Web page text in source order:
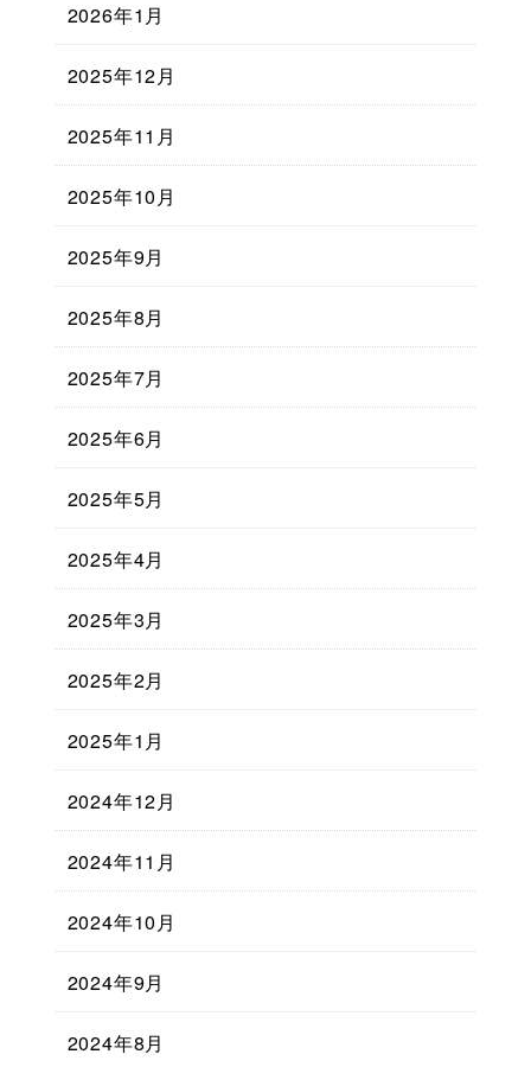
2026年1月
2025年12月
2025年11月
2025年10月
2025年9月
2025年8月
2025年7月
2025年6月
2025年5月
2025年4月
2025年3月
2025年2月
2025年1月
2024年12月
2024年11月
2024年10月
2024年9月
2024年8月